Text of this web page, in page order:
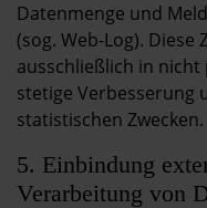
Datenmenge und
(sog. Web-Log).
ausschließlich in
stetige Verbesserung
statistischen Zwecken.
5. Einbindung
Verarbeitung von